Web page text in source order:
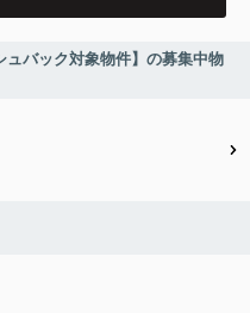
ュバック対象物件】の募集中物